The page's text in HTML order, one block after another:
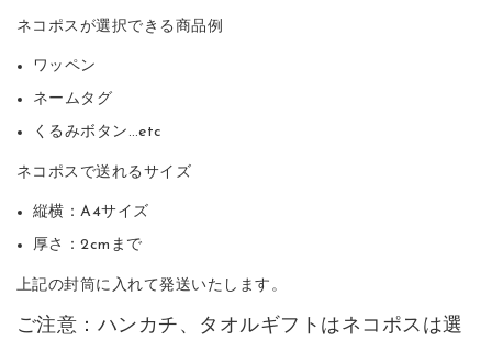
ネコポスが選択できる商品例
ワッペン
ネームタグ
くるみボタン…etc
ネコポスで送れるサイズ
縦横：A4サイズ
厚さ：2cmまで
上記の封筒に入れて発送いたします。
ご注意：ハンカチ、タオルギフトはネコポスは選